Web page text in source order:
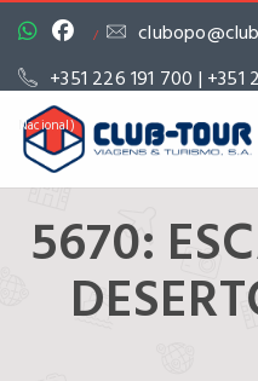
/
+351 226 191 700 | +351
Nacional)
5670: